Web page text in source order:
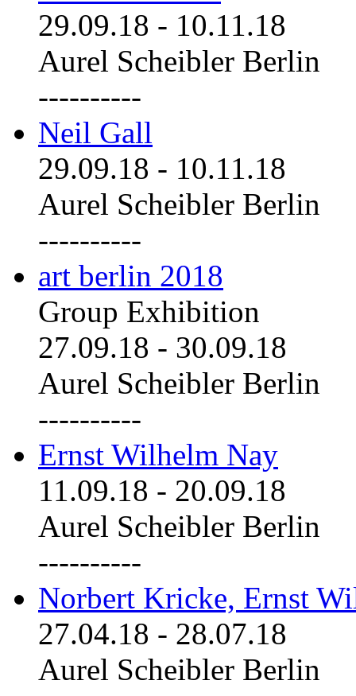
29.09.18 - 10.11.18
Aurel Scheibler Berlin
----------
Neil Gall
29.09.18 - 10.11.18
Aurel Scheibler Berlin
----------
art berlin 2018
Group Exhibition
27.09.18 - 30.09.18
Aurel Scheibler Berlin
----------
Ernst Wilhelm Nay
11.09.18 - 20.09.18
Aurel Scheibler Berlin
----------
Norbert Kricke, Ernst
27.04.18 - 28.07.18
Aurel Scheibler Berlin